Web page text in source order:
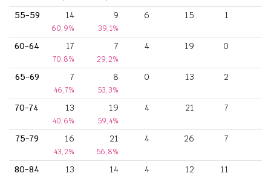
55-59 14
60,9%
9
39,1%
6 15 1
60-64 17
70,8%
7
29,2%
4 19 0
65-69 7
46,7%
8
53,3%
0 13 2
70-74 13
40,6%
19
59,4%
4 21 7
75-79 16
43,2%
21
56,8%
4 26 7
80-84 13 14 4 12 11